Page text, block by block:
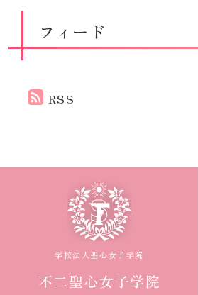
フィード
RSS
学校法人聖心女子学院
不二聖心女子学院